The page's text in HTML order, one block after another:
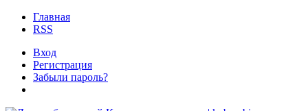
Главная
RSS
Вход
Регистрация
Забыли пароль?